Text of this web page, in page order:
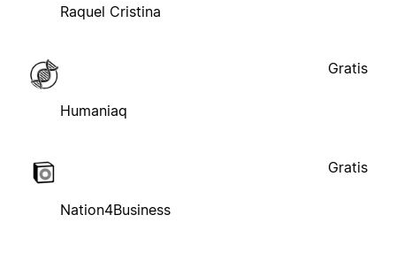
Raquel Cristina
Humaniaq
Gratis
Nation4Business
Gratis